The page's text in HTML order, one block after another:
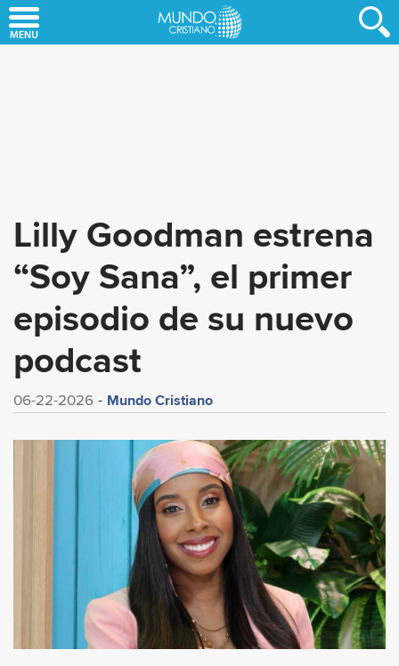
to
Lilly Goodman estrena
“Soy Sana”, el primer
episodio de su nuevo
podcast
06-22-2026 Mundo Cristiano